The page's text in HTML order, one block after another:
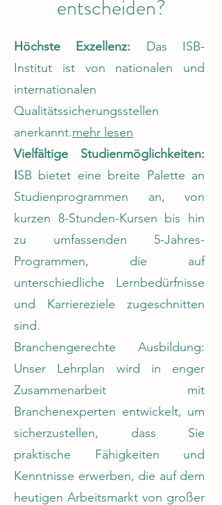
entscheiden?
Höchste Exzellenz: Das ISB-
Institut ist von nationalen und
internationalen
Qualitätssicherungsstellen
anerkannt.mehr lesen
Vielfältige Studienmöglichkeiten:
ISB bietet eine breite Palette an
Studienprogrammen an, von
kurzen 8-Stunden-Kursen bis hin
zu umfassenden 5-Jahres-
Programmen, die auf
unterschiedliche Lernbedürfnisse
und Karriereziele zugeschnitten
sind.
Branchengerechte Ausbildung:
Unser Lehrplan wird in enger
Zusammenarbeit mit
Branchenexperten entwickelt, um
sicherzustellen, dass Sie
praktische Fähigkeiten und
Kenntnisse erwerben, die auf dem
heutigen Arbeitsmarkt von großer